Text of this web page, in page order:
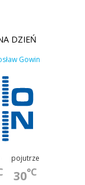
DZIEŃ
Gowin
pojutrze
30°C